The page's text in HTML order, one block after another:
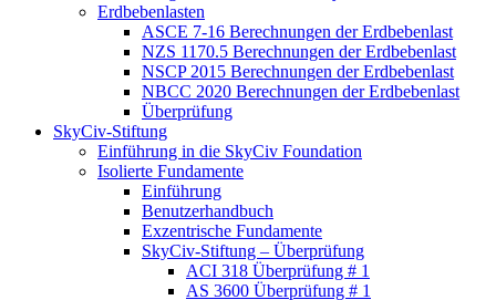
Erdbebenlasten
ASCE 7-16 Berechnungen der Erdbebenlast
NZS 1170.5 Berechnungen der Erdbebenlast
NSCP 2015 Berechnungen der Erdbebenlast
NBCC 2020 Berechnungen der Erdbebenlast
Überprüfung
SkyCiv-Stiftung
Einführung in die SkyCiv Foundation
Isolierte Fundamente
Einführung
Benutzerhandbuch
Exzentrische Fundamente
SkyCiv-Stiftung – Überprüfung
ACI 318 Überprüfung # 1
AS 3600 Überprüfung # 1